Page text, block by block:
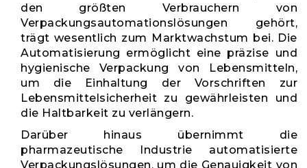
den größten Verbrauchern von
Verpackungsautomationslösungen gehört,
trägt wesentlich zum Marktwachstum bei. Die
Automatisierung ermöglicht eine präzise und
hygienische Verpackung von Lebensmitteln,
um die Einhaltung der Vorschriften zur
Lebensmittelsicherheit zu gewährleisten und
die Haltbarkeit zu verlängern.
Darüber hinaus übernimmt die
pharmazeutische Industrie automatisierte
Verpackungslösungen, um die Genauigkeit von